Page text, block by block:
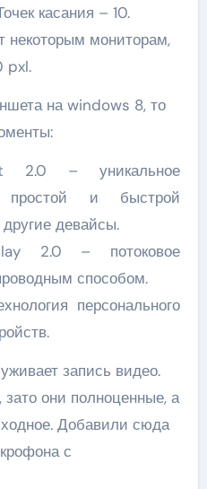
касания – 10.
некоторым мониторам,
pxl.
на windows 8, то
2.0 – уникальное
простой и быстрой
девайсы.
2.0 – потоковое
способом.
персонального
запись видео.
зато они полноценные, а
Добавили сюда
с